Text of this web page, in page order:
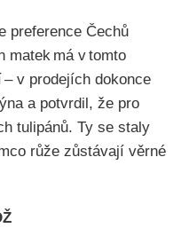
preference Čechů
matek má v tomto
v prodejích dokonce
a potvrdil, že pro
tulipánů. Ty se staly
růže zůstávají věrné